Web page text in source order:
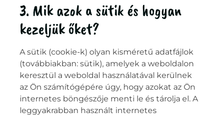
3. Mik azok a sütik és hogyan
kezeljük őket?
A sütik (cookie-k) olyan kisméretű adatfájlok
(továbbiakban: sütik), amelyek a weboldalon
keresztül a weboldal használatával kerülnek
az Ön számítógépére úgy, hogy azokat az Ön
internetes böngészője menti le és tárolja el. A
leggyakrabban használt internetes